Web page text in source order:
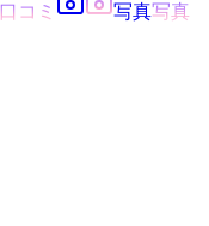
口コミ 写真写真